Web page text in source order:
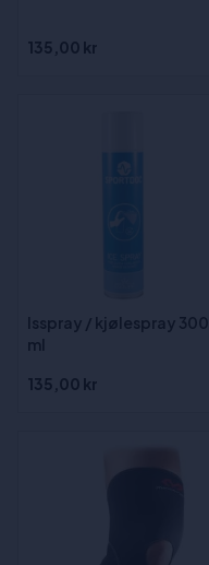
135,00 kr
Isspray / kjølespray 300
ml
135,00 kr